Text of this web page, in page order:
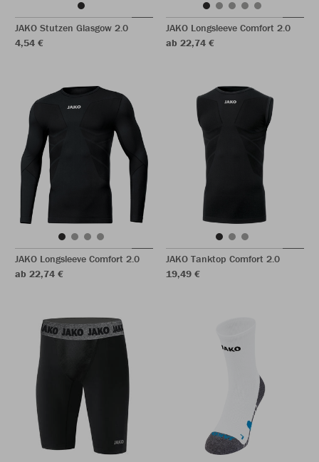
JAKO Stutzen Glasgow 2.0
4,54 €
JAKO Longsleeve Comfort 2.0
ab 22,74 €
JAKO Longsleeve Comfort 2.0
ab 22,74 €
JAKO Tanktop Comfort 2.0
19,49 €